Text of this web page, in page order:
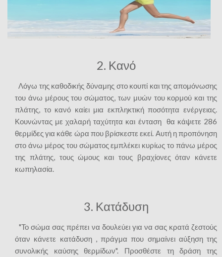
2. Κανό
Λόγω της καθοδικής δύναμης στο κουπί και της απομόνωσης
του άνω μέρους του σώματος, των μυών του κορμού και της
πλάτης, το κανό καίει μια εκπληκτική ποσότητα ενέργειας.
Κουνώντας με χαλαρή ταχύτητα και ένταση θα κάψετε 286
θερμίδες για κάθε ώρα που βρίσκεστε εκεί. Αυτή η προπόνηση
στο άνω μέρος του σώματος εμπλέκει κυρίως το πάνω μέρος
της πλάτης, τους ώμους και τους βραχίονες όταν κάνετε
κωπηλασία.
3. Κατάδυση
"Το σώμα σας πρέπει να δουλεύει για να σας κρατά ζεστούς
όταν κάνετε κατάδυση , πράγμα που σημαίνει αύξηση της
συνολικής καύσης θερμίδων". Προσθέστε τη δράση της